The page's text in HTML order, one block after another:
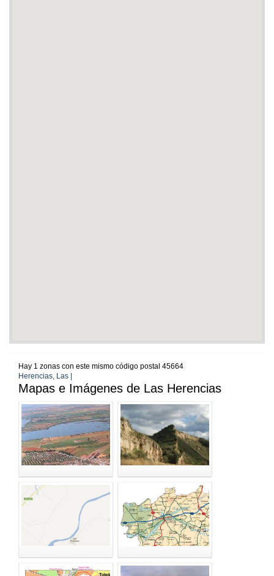
Hay 1 zonas con este mismo código postal 45664
Herencias, Las |
Mapas e Imágenes de Las Herencias